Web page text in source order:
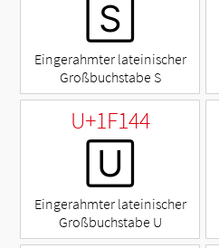
🅂
Eingerahmter lateinischer
Großbuchstabe S
U+1F144
🅄
Eingerahmter lateinischer
Großbuchstabe U